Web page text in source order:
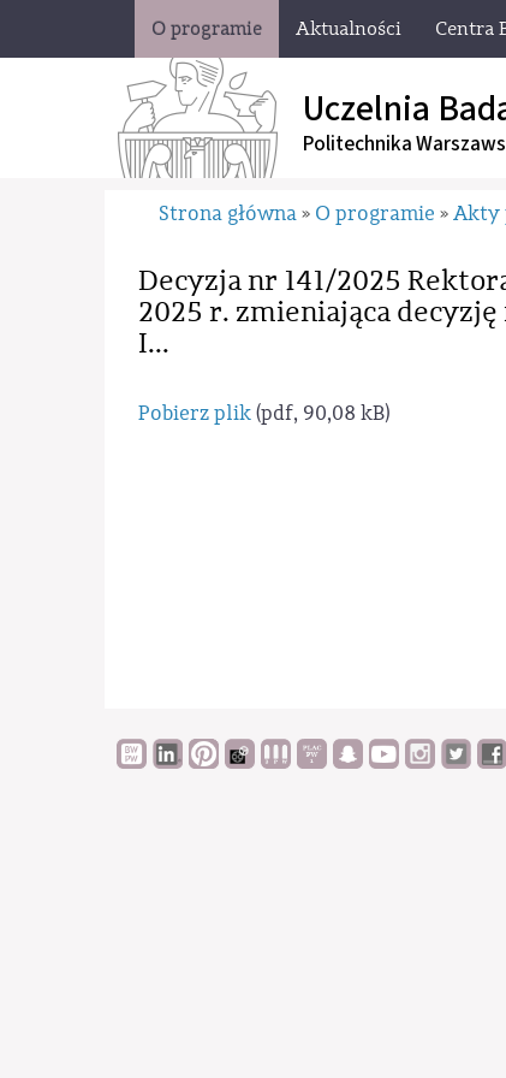
O programie Aktualności Centra
Uczelnia
Politechnika
Strona główna » O programie » Akty
Decyzja nr 141/2025
2025 r. zmieniająca
I...
Pobierz plik(pdf, 90,08 kB)